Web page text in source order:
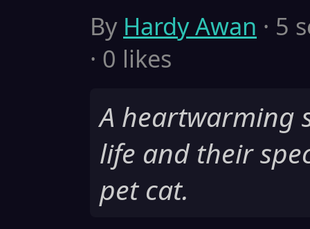
By Hardy Awan · 5
· 0 likes
A heartwarming
life and their
pet cat.